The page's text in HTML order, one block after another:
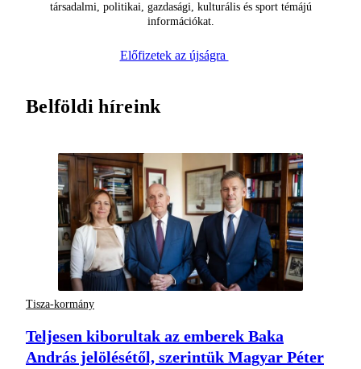
társadalmi, politikai, gazdasági, kulturális és sport témájú
információkat.
Előfizetek az újságra
Belföldi híreink
Tisza-kormány
Teljesen kiborultak az emberek Baka
András jelölésétől, szerintük Magyar Péter